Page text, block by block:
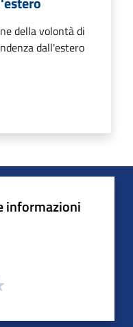
della volontà di
dall'estero
informazioni